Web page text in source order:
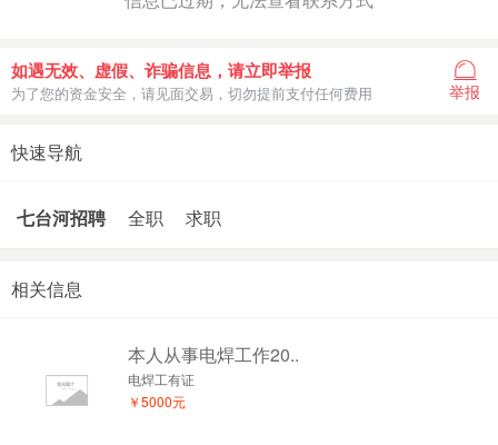
如遇无效、虚假、诈骗信息，请立即举报
为了您的资金安全，请见面交易，切勿提前支付任何费用 举报
快速导航
七台河招聘 全职 求职
相关信息
本人从事电焊工作20..
电焊工有证
￥5000元